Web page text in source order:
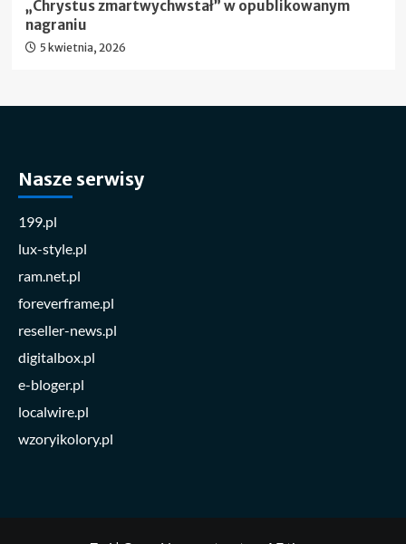
„Chrystus zmartwychwstał” w opublikowanym
nagraniu
5 kwietnia, 2026
Nasze serwisy
199.pl
lux-style.pl
ram.net.pl
foreverframe.pl
reseller-news.pl
digitalbox.pl
e-bloger.pl
localwire.pl
wzoryikolory.pl